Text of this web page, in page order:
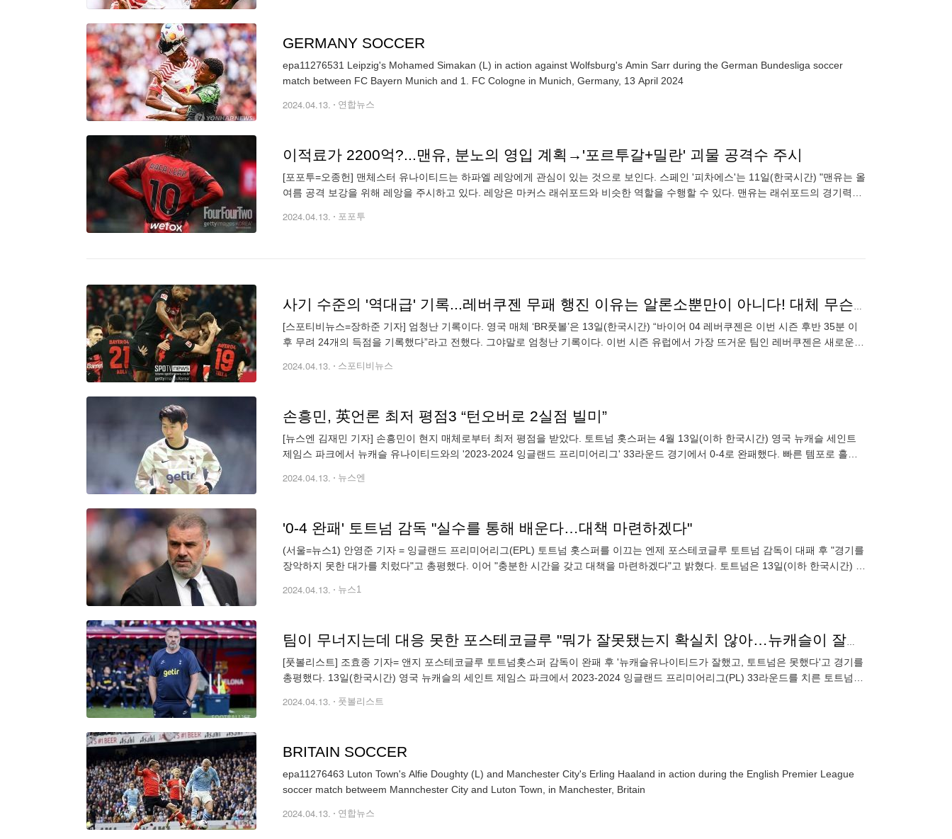
GERMANY SOCCER
epa11276531 Leipzig's Mohamed Simakan (L) in action against Wolfsburg's Amin Sarr during the German Bundesliga soccer
match between FC Bayern Munich and 1. FC Cologne in Munich, Germany, 13 April 2024
2024.04.13. 연합뉴스
이적료가 2200억?...맨유, 분노의 영입 계획→'포르투갈+밀란' 괴물 공격수 주시
[포포투=오종헌] 맨체스터 유나이티드는 하파엘 레앙에게 관심이 있는 것으로 보인다. 스페인 '피차에스'는 11일(한국시간) "맨유는 올
여름 공격 보강을 위해 레앙을 주시하고 있다. 레앙은 마커스 래쉬포드와 비슷한 역할을 수행할 수 있다. 맨유는 래쉬포드의 경기력을
2024.04.13. 포포투
사기 수준의 '역대급' 기록...레버쿠젠 무패 행진 이유는 알론소뿐만이 아니다! 대체 무슨 기록이길래
[스포티비뉴스=장하준 기자] 엄청난 기록이다. 영국 매체 ‘BR풋볼’은 13일(한국시간) “바이어 04 레버쿠젠은 이번 시즌 후반 35분 이
후 무려 24개의 득점을 기록했다”라고 전했다. 그야말로 엄청난 기록이다. 이번 시즌 유럽에서 가장 뜨거운 팀인 레버쿠젠은 새로운
2024.04.13. 스포티비뉴스
손흥민, 英언론 최저 평점3 “턴오버로 2실점 빌미”
[뉴스엔 김재민 기자] 손흥민이 현지 매체로부터 최저 평점을 받았다. 토트넘 홋스퍼는 4월 13일(이하 한국시간) 영국 뉴캐슬 세인트
제임스 파크에서 뉴캐슬 유나이티드와의 '2023-2024 잉글랜드 프리미어리그' 33라운드 경기에서 0-4로 완패했다. 빠른 템포로 흘러
2024.04.13. 뉴스엔
'0-4 완패' 토트넘 감독 "실수를 통해 배운다…대책 마련하겠다"
(서울=뉴스1) 안영준 기자 = 잉글랜드 프리미어리그(EPL) 토트넘 홋스퍼를 이끄는 엔제 포스테코글루 토트넘 감독이 대패 후 "경기를
장악하지 못한 대가를 치렀다"고 총평했다. 이어 "충분한 시간을 갖고 대책을 마련하겠다"고 밝혔다. 토트넘은 13일(이하 한국시간) 영
2024.04.13. 뉴스1
팀이 무너지는데 대응 못한 포스테코글루 "뭐가 잘못됐는지 확실치 않아…뉴캐슬이 잘하더라, 우린 못했고"
[풋볼리스트] 조효종 기자= 앤지 포스테코글루 토트넘홋스퍼 감독이 완패 후 '뉴캐슬유나이티드가 잘했고, 토트넘은 못했다'고 경기를
총평했다. 13일(한국시간) 영국 뉴캐슬의 세인트 제임스 파크에서 2023-2024 잉글랜드 프리미어리그(PL) 33라운드를 치른 토트넘이
2024.04.13. 풋볼리스트
BRITAIN SOCCER
epa11276463 Luton Town's Alfie Doughty (L) and Manchester City's Erling Haaland in action during the English Premier League
soccer match betweem Mannchester City and Luton Town, in Manchester, Britain
2024.04.13. 연합뉴스